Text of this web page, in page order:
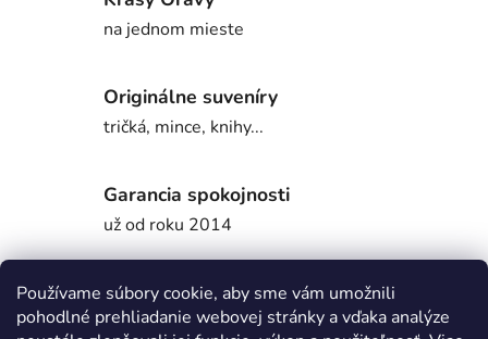
Používame súbory cookie, aby sme vám umožnili
pohodlné prehliadanie webovej stránky a vďaka analýze
na jednom mieste
Originálne suveníry
tričká, mince, knihy...
Garancia spokojnosti
už od roku 2014
Popis